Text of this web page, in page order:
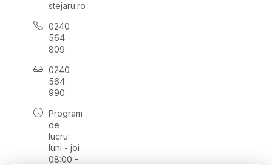
stejaru.ro
0240
564
809
0240
564
990
Program
de
lucru:
luni - joi
08:00 -